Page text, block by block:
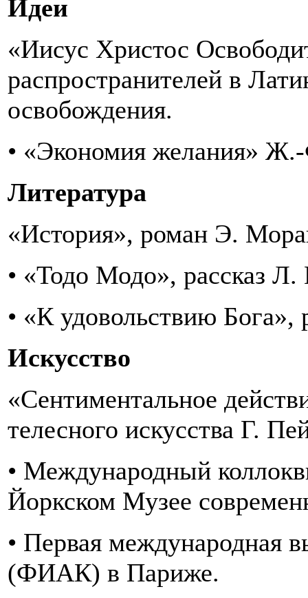
Идеи
«Иисус Христос
распространителей в
освобождения.
• «Экономия желания»
Литература
«История», роман Э.
• «Тодо Модо», рассказ
• «К удовольствию
Искусство
«Сентиментальное
телесного искусства Г.
• Международный
Йоркском Музее
• Первая международная
(ФИАК) в Париже.